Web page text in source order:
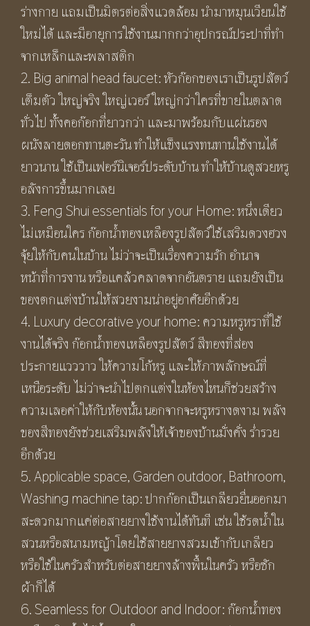
ร่างกาย แถมเป็นมิตรต่อสิ่งแวดล้อม นำมาหมุนเวียนใช้
ใหม่ได้ และมีอายุการใช้งานมากกว่าอุปกรณ์ประปาที่ทำ
จากเหล็กและพลาสติก
2. Big animal head faucet: หัวก๊อกของเราเป็นรูปสัตว์
เต็มตัว ใหญ่จริง ใหญ่เวอร์ ใหญ่กว่าใครที่ขายในตลาด
ทั่วไป ทั้งคอก๊อกที่ยาวกว่า และมาพร้อมกับแผ่นรอง
ผนังลายดอกทานตะวัน ทำให้แข็งแรงทนทานใช้งานได้
ยาวนาน ใช้เป็นเฟอร์นิเจอร์ประดับบ้าน ทำให้บ้านดูสวยหรู
อลังการขึ้นมากเลย
3. Feng Shui essentials for your Home: หนึ่งเดียว
ไม่เหมือนใคร ก๊อกน้ำทองเหลืองรูปสัตว์ใช้เสริมดวงฮวง
จุ้ยให้กับคนในบ้าน ไม่ว่าจะเป็นเรื่องความรัก อำนาจ
หน้าที่การงาน หรือแคล้วคลาดจากอันตราย แถมยังเป็น
ของตกแต่งบ้านให้สวยงามน่าอยู่อาศัยอีกด้วย
4. Luxury decorative your home: ความหรูหราที่ใช้
งานได้จริง ก๊อกน้ำทองเหลืองรูปสัตว์ สีทองที่ส่อง
ประกายแวววาว ให้ความโก้หรู และให้ภาพลักษณ์ที่
เหนือระดับ ไม่ว่าจะนำไปตกแต่งในห้องไหนก็ช่วยสร้าง
ความเลอค่าให้กับห้องนั้น นอกจากจะหรูหรางดงาม พลัง
ของสีทองยังช่วยเสริมพลังให้เจ้าของบ้านมั่งคั่ง ร่ำรวย
อีกด้วย
5. Applicable space, Garden outdoor, Bathroom,
Washing machine tap: ปากก๊อกเป็นเกลียวยื่นออกมา
สะดวกมากแค่ต่อสายยางใช้งานได้ทันที เช่น ใช้รดน้ำใน
สวนหรือสนามหญ้าโดยใช้สายยางสวมเข้ากับเกลียว
หรือใช้ในครัวสำหรับต่อสายยางล้างพื้นในครัว หรือซัก
ผ้าก็ได้
6. Seamless for Outdoor and Indoor: ก๊อกน้ำทอง